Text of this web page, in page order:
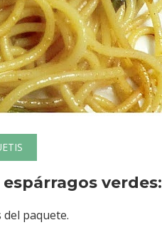
verdes:
paquete.